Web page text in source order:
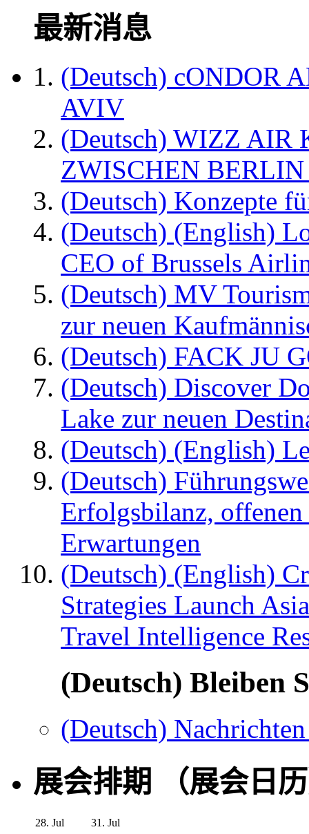
最新消息
(Deutsch) cONDOR
AVIV
(Deutsch) WIZZ AIR
ZWISCHEN
(Deutsch) Konzepte
(Deutsch) (English)
CEO of Brussels
(Deutsch) MV
zur neuen
(Deutsch) FACK JU
(Deutsch) Discover
Lake zur neuen
(Deutsch) (English)
(Deutsch)
Erfolgsbilanz,
Erwartungen
(Deutsch) (English)
Strategies Launch
Travel Intelligence
(Deutsch) Bleiben
(Deutsch)
展会排期 （展会日
28. Jul
31. Jul